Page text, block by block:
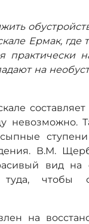
Ермак,
практически
на
составляет
невозможно.
В.М.
вид на
чтобы
на